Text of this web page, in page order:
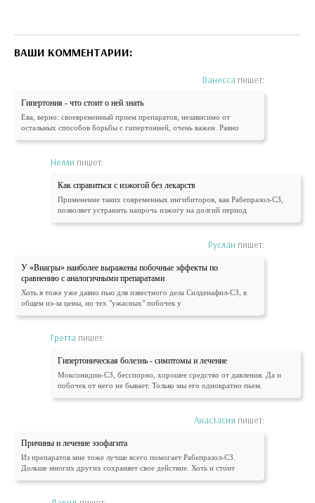
ВАШИ КОММЕНТАРИИ:
Ванесса пишет:
Гипертония - что стоит о ней знать
Ева, верно: своевременный прием препаратов, независимо от
остальных способов борьбы с гипертонией, очень важен. Равно
Нелли пишет:
Как справиться с изжогой без лекарств
Применение таких современных ингибиторов, как Рабепразол-СЗ,
позволяет устранить напрочь изжогу на долгий период
Руслан пишет:
У «Виагры» наиболее выражены побочные эффекты по
сравнению с аналогичными препаратами
Хоть я тоже уже давно пью для известного дела Силденафил-СЗ, в
общем из-за цены, но тех "ужасных" побочек у
Гретта пишет:
Гипертоническая болезнь - симптомы и лечение
Моксонидин-СЗ, бесспорно, хорошее средство от давления. Да и
побочек от него не бывает. Только мы его однократно пьем.
Анастасия пишет:
Причины и лечение эзофагита
Из препаратов мне тоже лучше всего помогает Рабепразол-СЗ.
Дольше многих других сохраняет свое действие. Хоть и стоит